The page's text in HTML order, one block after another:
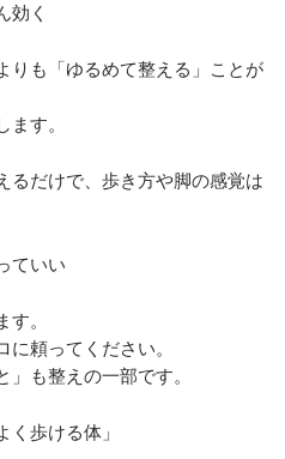
効く
りも「ゆるめて整える」ことが
す。
るだけで、歩き方や脚の感覚は
ていい
。
頼ってください。
も整えの一部です。
歩ける体」